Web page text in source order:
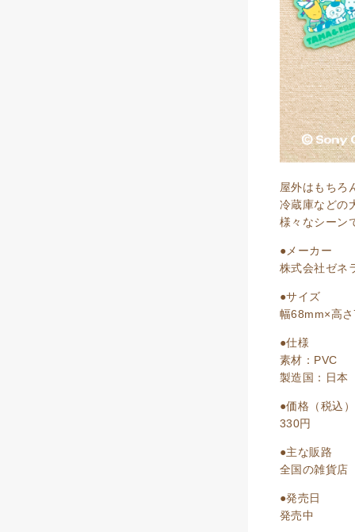
屋外はもちろ
冷蔵庫などの
様々なシーン
●メーカー
株式会社ゼネ
●サイズ
幅68mm×高
●仕様
素材：PVC
製造国：日本
●価格（税込）
330円
●主な販路
全国の雑貨店
●発売日
発売中